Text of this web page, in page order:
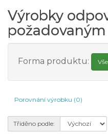
Výrobky
Forma produktu: Vše
Porovnání výrobku (0)
Tříděno podle: